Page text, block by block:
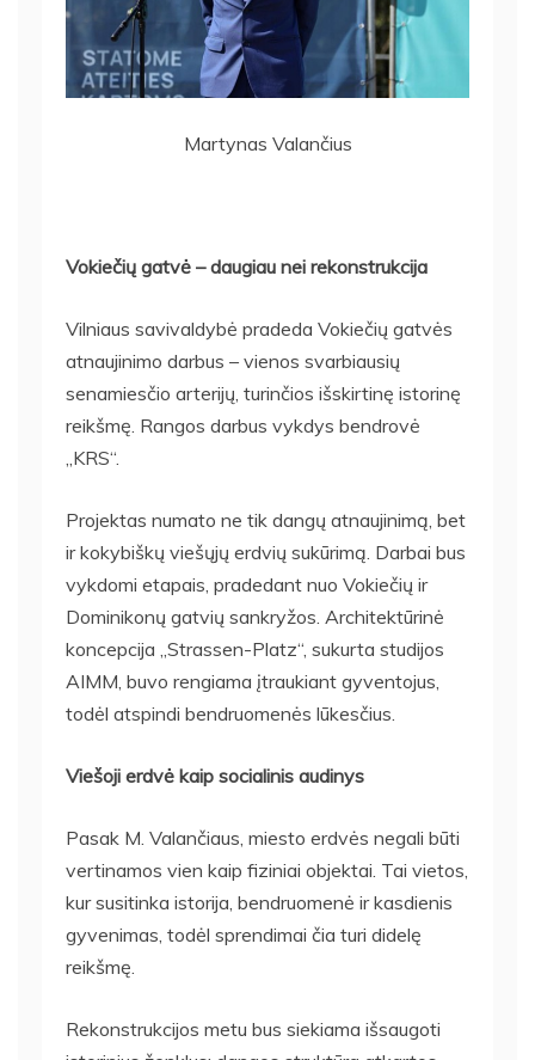
Martynas Valančius
Vokiečių gatvė – daugiau nei rekonstrukcija
Vilniaus savivaldybė pradeda Vokiečių gatvės
atnaujinimo darbus – vienos svarbiausių
senamiesčio arterijų, turinčios išskirtinę istorinę
reikšmę. Rangos darbus vykdys bendrovė
„KRS“.
Projektas numato ne tik dangų atnaujinimą, bet
ir kokybiškų viešųjų erdvių sukūrimą. Darbai bus
vykdomi etapais, pradedant nuo Vokiečių ir
Dominikonų gatvių sankryžos. Architektūrinė
koncepcija „Strassen-Platz“, sukurta studijos
AIMM, buvo rengiama įtraukiant gyventojus,
todėl atspindi bendruomenės lūkesčius.
Viešoji erdvė kaip socialinis audinys
Pasak M. Valančiaus, miesto erdvės negali būti
vertinamos vien kaip fiziniai objektai. Tai vietos,
kur susitinka istorija, bendruomenė ir kasdienis
gyvenimas, todėl sprendimai čia turi didelę
reikšmę.
Rekonstrukcijos metu bus siekiama išsaugoti